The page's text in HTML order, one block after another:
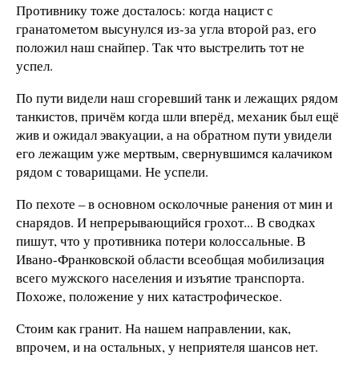
Противнику тоже досталось: когда нацист с
гранатометом высунулся из-за угла второй раз, его
положил наш снайпер. Так что выстрелить тот не
успел.
По пути видели наш сгоревший танк и лежащих рядом
танкистов, причём когда шли вперёд, механик был ещё
жив и ожидал эвакуации, а на обратном пути увидели
его лежащим уже мертвым, свернувшимся калачиком
рядом с товарищами. Не успели.
По пехоте – в основном осколочные ранения от мин и
снарядов. И непрерывающийся грохот... В сводках
пишут, что у противника потери колоссальные. В
Ивано-Франковской области всеобщая мобилизация
всего мужского населения и изъятие транспорта.
Похоже, положение у них катастрофическое.
Стоим как гранит. На нашем направлении, как,
впрочем, и на остальных, у неприятеля шансов нет.